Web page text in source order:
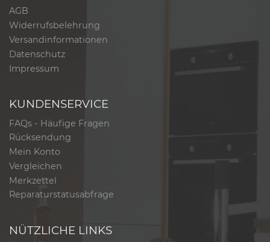
AGB
Widerrufsbelehrung
Versandinformationen
Datenschutz
Impressum
KUNDENSERVICE
FAQs - Häufige Fragen
Rücksendung
Mein Konto
Vergleichen
Merkzettel
Reparaturstatusabfrage
NÜTZLICHE LINKS